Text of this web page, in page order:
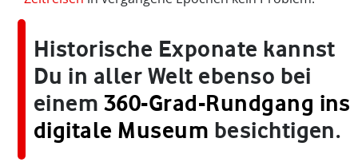
Historische Exponate kannst
Du in aller Welt ebenso bei
einem 360-Grad-Rundgang ins
digitale Museum besichtigen.